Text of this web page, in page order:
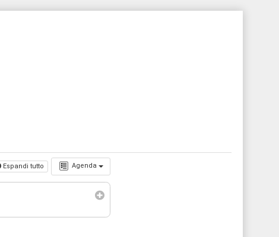
Agenda
Espandi tutto